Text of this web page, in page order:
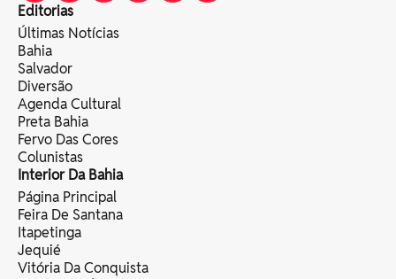
Editorias
Últimas Notícias
Bahia
Salvador
Diversão
Agenda Cultural
Preta Bahia
Fervo Das Cores
Colunistas
Interior Da Bahia
Página Principal
Feira De Santana
Itapetinga
Jequié
Vitória Da Conquista